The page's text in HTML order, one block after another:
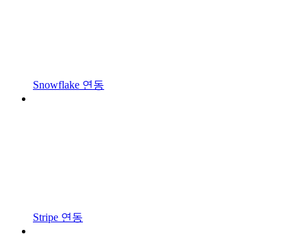
Snowflake 연동
Stripe 연동